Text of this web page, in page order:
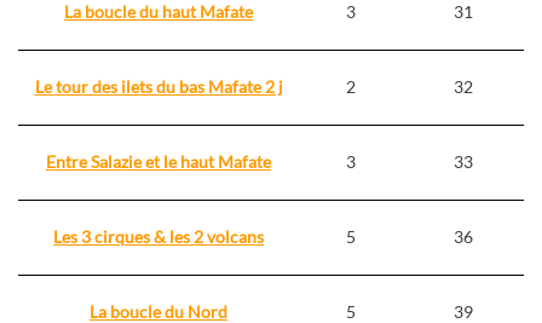
La boucle du haut Mafate 3 31
Le tour des ilets du bas Mafate 2 j 2 32
Entre Salazie et le haut Mafate 3 33
Les 3 cirques & les 2 volcans 5 36
La boucle du Nord 5 39